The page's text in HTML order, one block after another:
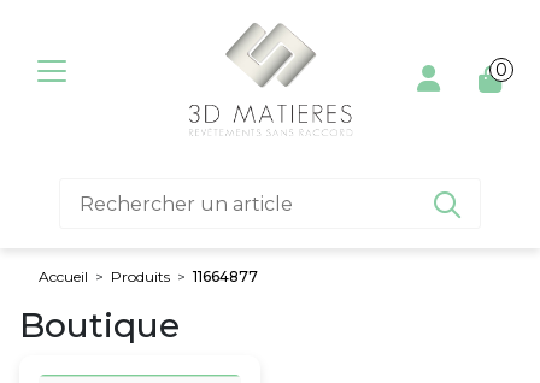
 0
Accueil > Produits > 11664877
Boutique